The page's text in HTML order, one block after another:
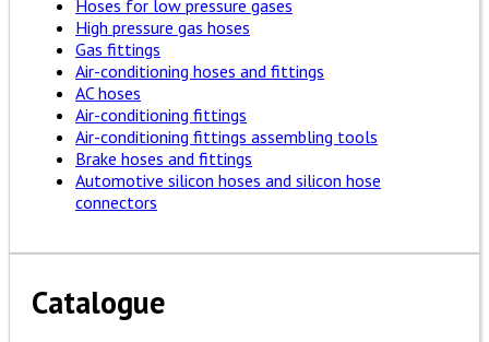
Hoses for low pressure gases
High pressure gas hoses
Gas fittings
Air-conditioning hoses and fittings
AC hoses
Air-conditioning fittings
Air-conditioning fittings assembling tools
Brake hoses and fittings
Automotive silicon hoses and silicon hose
connectors
Catalogue